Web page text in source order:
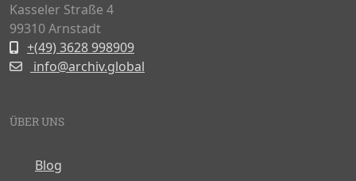
Kasseler Straße 4
99310 Arnstadt
+(49) 3628 998909
info@archiv.global
ÜBER UNS
Blog